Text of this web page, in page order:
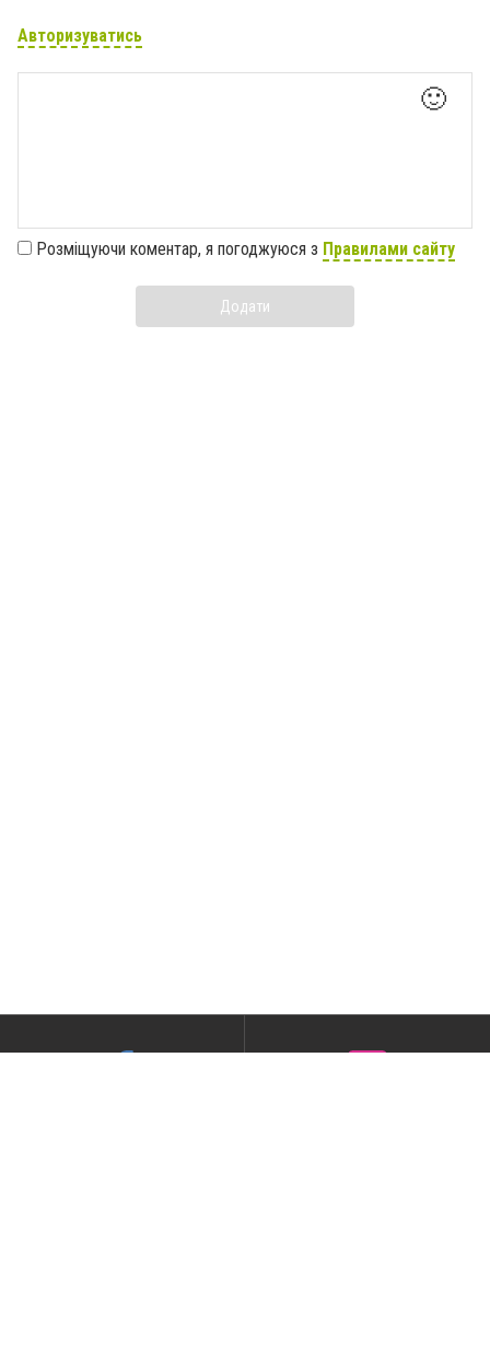
Авторизуватись
🙂
Розміщуючи коментар, я погоджуюся з Правилами сайту
Додати